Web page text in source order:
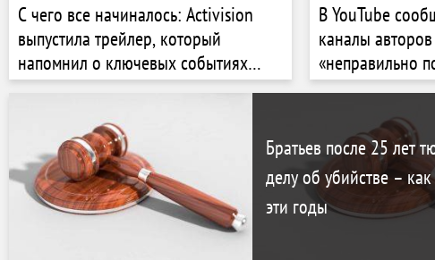
С чего все начиналось: Activision
выпустила трейлер, который
напомнил о ключевых событиях
серии Call of Duty: Black Ops
В YouTube
каналы
«неправильно
и удаляются» с
Братьев после 25 лет
делу об убийстве –
эти годы